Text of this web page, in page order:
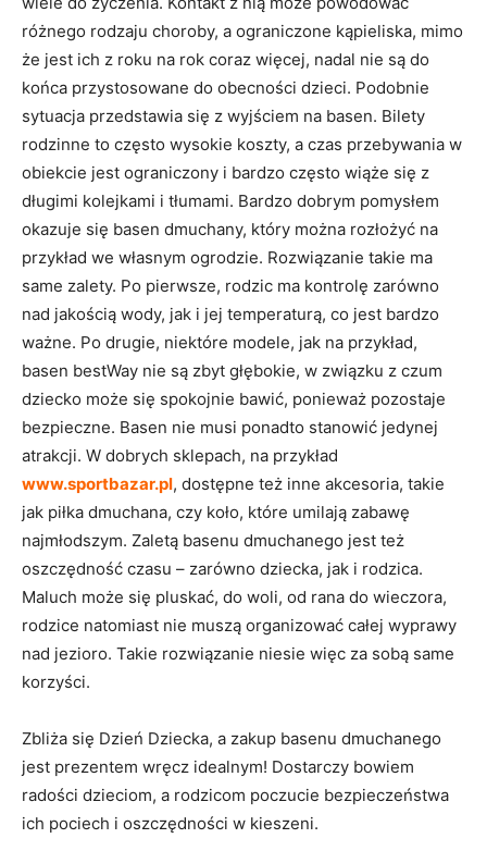
różnego rodzaju choroby, a ograniczone kąpieliska, mimo
że jest ich z roku na rok coraz więcej, nadal nie są do
końca przystosowane do obecności dzieci. Podobnie
sytuacja przedstawia się z wyjściem na basen. Bilety
rodzinne to często wysokie koszty, a czas przebywania w
obiekcie jest ograniczony i bardzo często wiąże się z
długimi kolejkami i tłumami. Bardzo dobrym pomysłem
okazuje się basen dmuchany, który można rozłożyć na
przykład we własnym ogrodzie. Rozwiązanie takie ma
same zalety. Po pierwsze, rodzic ma kontrolę zarówno
nad jakością wody, jak i jej temperaturą, co jest bardzo
ważne. Po drugie, niektóre modele, jak na przykład,
basen bestWay nie są zbyt głębokie, w związku z czum
dziecko może się spokojnie bawić, ponieważ pozostaje
bezpieczne. Basen nie musi ponadto stanowić jedynej
atrakcji. W dobrych sklepach, na przykład
www.sportbazar.pl, dostępne też inne akcesoria, takie
jak piłka dmuchana, czy koło, które umilają zabawę
najmłodszym. Zaletą basenu dmuchanego jest też
oszczędność czasu – zarówno dziecka, jak i rodzica.
Maluch może się pluskać, do woli, od rana do wieczora,
rodzice natomiast nie muszą organizować całej wyprawy
nad jezioro. Takie rozwiązanie niesie więc za sobą same
korzyści.
Zbliża się Dzień Dziecka, a zakup basenu dmuchanego
jest prezentem wręcz idealnym! Dostarczy bowiem
radości dzieciom, a rodzicom poczucie bezpieczeństwa
ich pociech i oszczędności w kieszeni.